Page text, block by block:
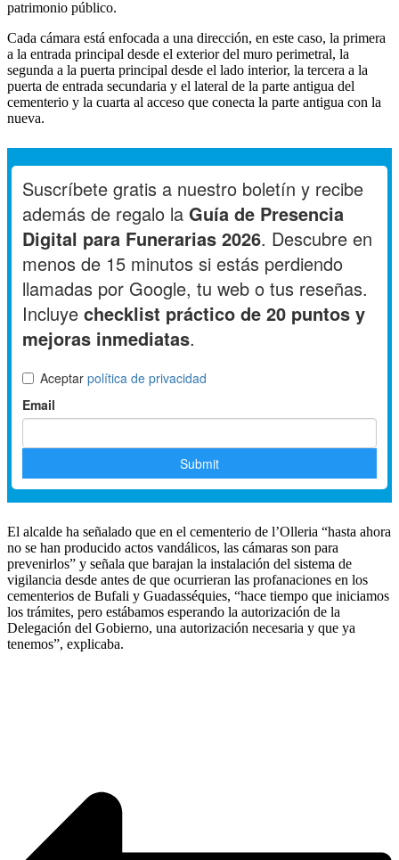
patrimonio público.
Cada cámara está enfocada a una dirección, en este caso, la primera
a la entrada principal desde el exterior del muro perimetral, la
segunda a la puerta principal desde el lado interior, la tercera a la
puerta de entrada secundaria y el lateral de la parte antigua del
cementerio y la cuarta al acceso que conecta la parte antigua con la
nueva.
El alcalde ha señalado que en el cementerio de l’Olleria “hasta ahora
no se han producido actos vandálicos, las cámaras son para
prevenirlos” y señala que barajan la instalación del sistema de
vigilancia desde antes de que ocurrieran las profanaciones en los
cementerios de Bufali y Guadasséquies, “hace tiempo que iniciamos
los trámites, pero estábamos esperando la autorización de la
Delegación del Gobierno, una autorización necesaria y que ya
tenemos”, explicaba.